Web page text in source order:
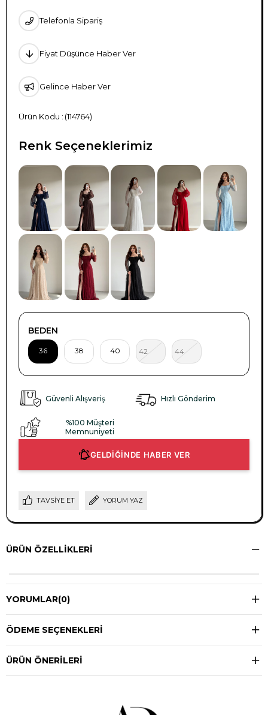
Telefonla Sipariş
Fiyat Düşünce Haber Ver
Gelince Haber Ver
(114764)
Renk Seçeneklerimiz
BEDEN
36 38 40 42 44
Güvenli Alışveriş Hızlı Gönderim
%100 Müşteri
Memnuniyeti
GELDİĞİNDE HABER VER
TAVSIYE ET YORUM YAZ
ÜRÜN ÖZELLIKLERI
YORUMLAR(0)
ÖDEME SEÇENEKLERI
ÜRÜN ÖNERILERI